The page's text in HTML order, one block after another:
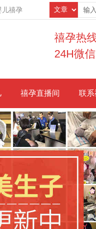
儿禧孕
禧孕热
24H微
禧孕直播间 联系